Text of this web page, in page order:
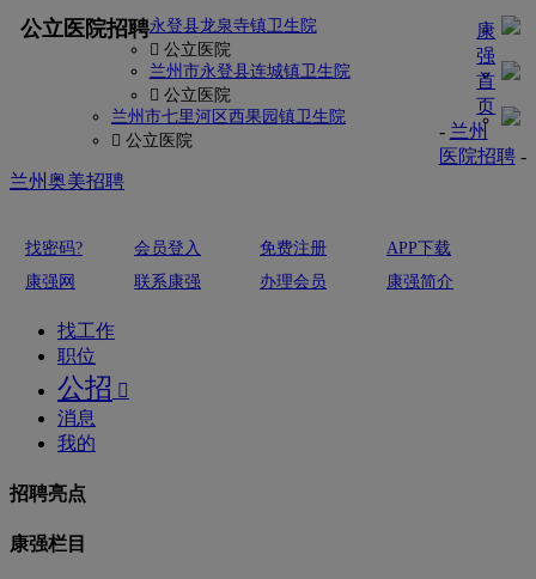
公立医院招聘永登县龙泉寺镇卫生院
 公立医院
兰州市永登县连城镇卫生院
 公立医院
兰州市七里河区西果园镇卫生院
 公立医院
康
强
首
页
- 兰州
医院招聘-
兰州奥美招聘
找密码? 会员登入 免费注册
APP下载
康强网
联系康强 办理会员 康强简介
找工作
职位
公招 
消息
我的
招聘亮点
康强栏目